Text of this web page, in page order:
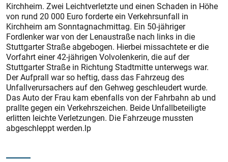
Kirchheim. Zwei Leichtverletzte und einen Schaden in Höhe
von rund 20 000 Euro forderte ein Verkehrsunfall in
Kirchheim am Sonntagnachmittag. Ein 50-jähriger
Fordlenker war von der Lenaustraße nach links in die
Stuttgarter Straße abgebogen. Hierbei missachtete er die
Vorfahrt einer 42-jährigen Volvolenkerin, die auf der
Stuttgarter Straße in Richtung Stadtmitte unterwegs war.
Der Aufprall war so heftig, dass das Fahrzeug des
Unfallverursachers auf den Gehweg geschleudert wurde.
Das Auto der Frau kam ebenfalls von der Fahrbahn ab und
prallte gegen ein Verkehrszeichen. Beide Unfallbeteiligte
erlitten leichte Verletzungen. Die Fahrzeuge mussten
abgeschleppt werden.lp